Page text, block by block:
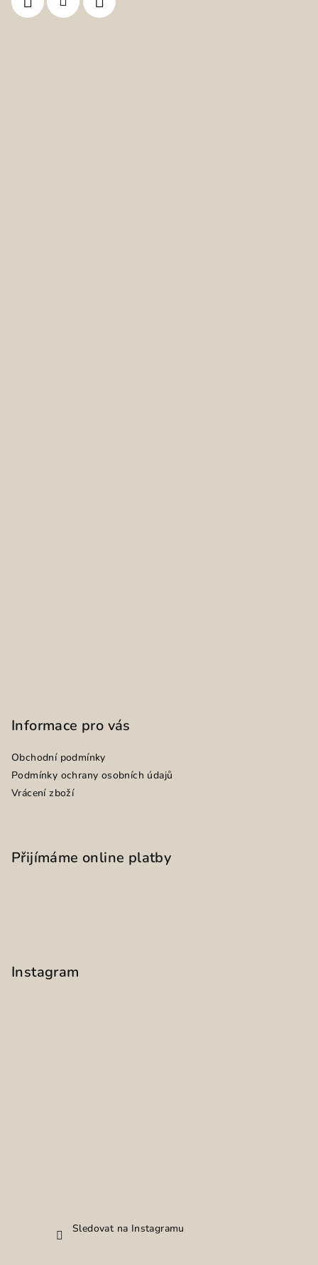
Informace pro vás
Obchodní podmínky
Podmínky ochrany osobních údajů
Vrácení zboží
Přijímáme online platby
Instagram
Sledovat na Instagramu